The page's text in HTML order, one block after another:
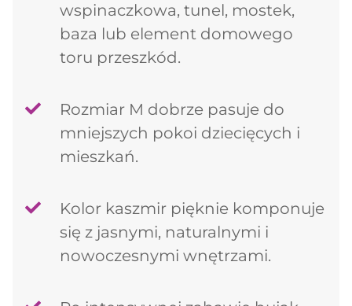
wspinaczkowa, tunel, mostek,
baza lub element domowego
toru przeszkód.
Rozmiar M dobrze pasuje do
mniejszych pokoi dziecięcych i
mieszkań.
Kolor kaszmir pięknie komponuje
się z jasnymi, naturalnymi i
nowoczesnymi wnętrzami.